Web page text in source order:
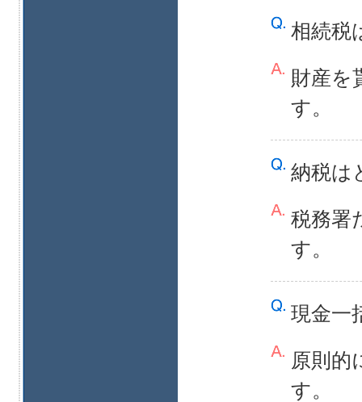
相続税
財産を
す。
納税は
税務署
す。
現金一
原則的
す。